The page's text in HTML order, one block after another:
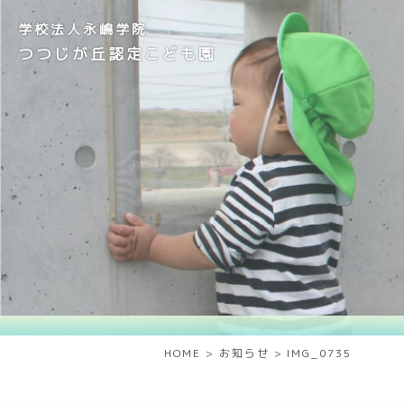
学校法人永嶋学院
つつじが丘認定こども園
HOME > お知らせ > IMG_0735